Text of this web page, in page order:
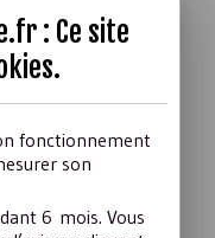
cours Lafayette -
: Ce site
.
fonctionnement
son
6 mois. Vous